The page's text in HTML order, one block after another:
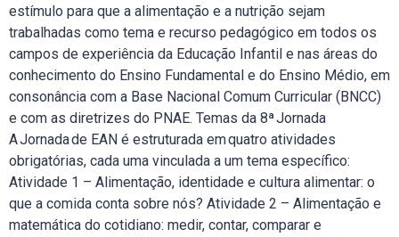
estímulo para que a alimentação e a nutrição sejam
trabalhadas como tema e recurso pedagógico em todos os
campos de experiência da Educação Infantil e nas áreas do
conhecimento do Ensino Fundamental e do Ensino Médio, em
consonância com a Base Nacional Comum Curricular (BNCC)
e com as diretrizes do PNAE. Temas da 8ª Jornada
A Jornada de EAN é estruturada em quatro atividades
obrigatórias, cada uma vinculada a um tema específico:
Atividade 1 – Alimentação, identidade e cultura alimentar: o
que a comida conta sobre nós? Atividade 2 – Alimentação e
matemática do cotidiano: medir, contar, comparar e